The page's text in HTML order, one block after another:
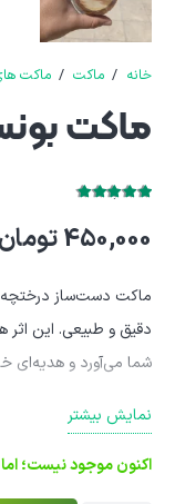
خانه / ماکت / ماکت
ماکت
5.00
450,000تومان
ماکت دست‌ساز درختچه
دقیق و طبیعی. این
شما می‌آورد و هدیه‌ای
نمایش بیشتر
اکنون موجود نیست؛